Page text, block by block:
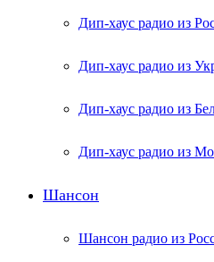
Дип-хаус радио из
Дип-хаус радио из
Дип-хаус радио из
Дип-хаус радио из
Шансон
Шансон радио из